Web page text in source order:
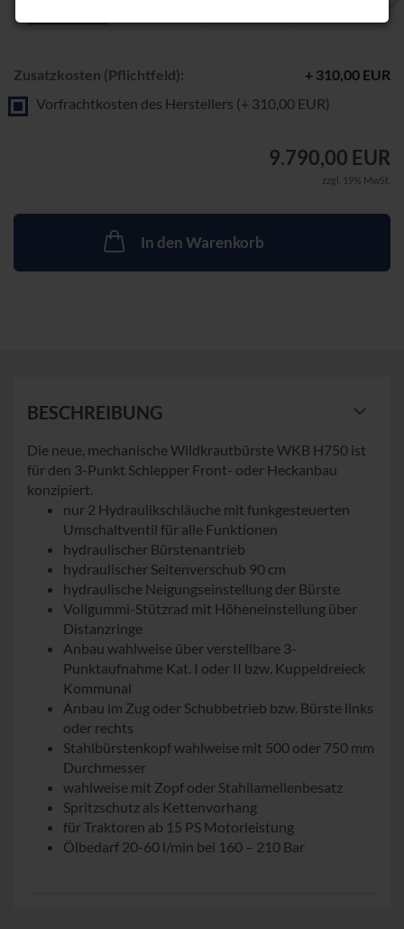
Zusatzkosten (Pflichtfeld):
+ 310,00 EUR
Vorfrachtkosten des Herstellers (+ 310,00 EUR)
9.790,00 EUR
zzgl. 19% MwSt.
In den Warenkorb
BESCHREIBUNG
Die neue, mechanische Wildkrautbürste WKB H750 ist
für den 3-Punkt Schlepper Front- oder Heckanbau
konzipiert.
nur 2 Hydraulikschläuche mit funkgesteuerten
Umschaltventil für alle Funktionen
hydraulischer Bürstenantrieb
hydraulischer Seitenverschub 90 cm
hydraulische Neigungseinstellung der Bürste
Vollgummi-Stützrad mit Höheneinstellung über
Distanzringe
Anbau wahlweise über verstellbare 3-
Punktaufnahme Kat. I oder II bzw. Kuppeldreieck
Kommunal
Anbau im Zug oder Schubbetrieb bzw. Bürste links
oder rechts
Stahlbürstenkopf wahlweise mit 500 oder 750 mm
Durchmesser
wahlweise mit Zopf oder Stahllamellenbesatz
Spritzschutz als Kettenvorhang
für Traktoren ab 15 PS Motorleistung
Ölbedarf 20-60 l/min bei 160 – 210 Bar